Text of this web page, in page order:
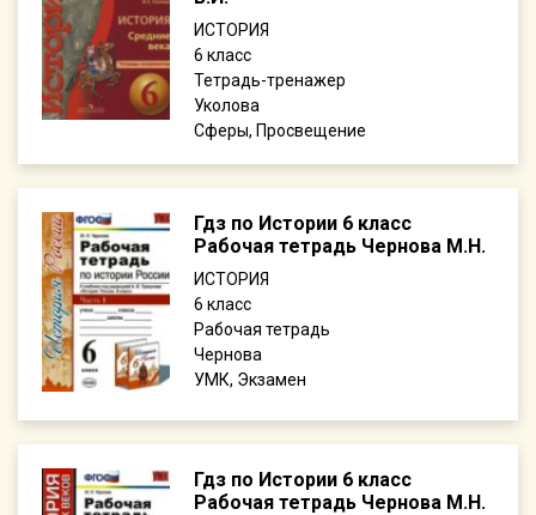
ИСТОРИЯ
6
Тетрадь-тренажер
Уколова
Сферы, Просвещение
Гдз по Истории 6 класс
Рабочая тетрадь Чернова М.Н.
ИСТОРИЯ
6
Рабочая тетрадь
Чернова
УМК, Экзамен
Гдз по Истории 6 класс
Рабочая тетрадь Чернова М.Н.